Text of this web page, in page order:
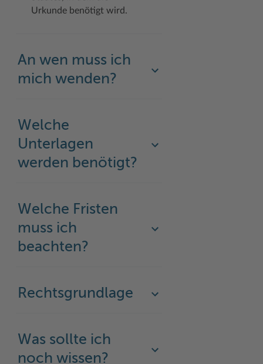
Urkunde benötigt wird.
An wen muss ich
mich wenden?
Welche
Unterlagen
werden benötigt?
Welche Fristen
muss ich
beachten?
Rechtsgrundlage
Was sollte ich
noch wissen?